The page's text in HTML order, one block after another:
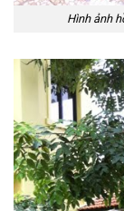
Hình ảnh